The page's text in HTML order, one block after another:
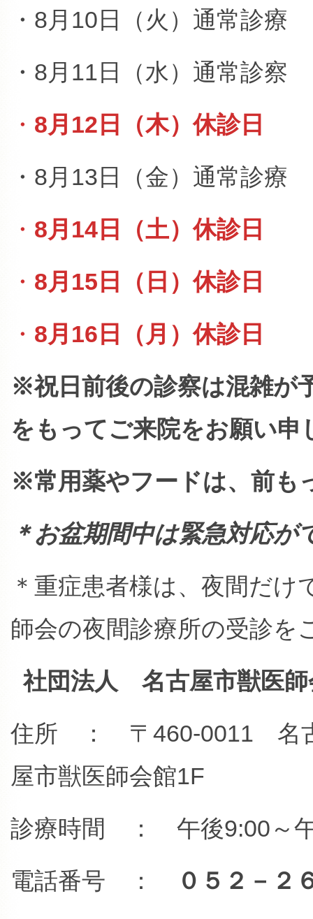
・8月10日（火）通常診療
・8月11日（水）通常診察
・ 8月12日（木）休診日
・8月13日（金）通常診療
・ 8月14日（土）休診日
・ 8月15日（日）休診日
・ 8月16日（月）休診日
※祝日前後の診察は混雑が
をもってご来院をお願い申
※常用薬やフードは、前も
＊お盆期間中は緊急対応
＊重症患者様は、夜間だ
師会の夜間診療所の受診を
社団法人 名古屋市獣医
住所 ： 〒460-0011 名
屋市獣医師会館1F
診療時間 ： 午後9:00～
電話番号 ：
０５２－